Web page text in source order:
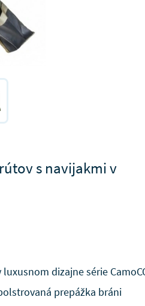
s navijakmi v
dizajne série
prepážka bráni